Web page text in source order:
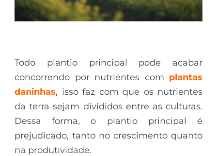
Todo plantio principal pode acabar
concorrendo por nutrientes com plantas
daninhas, isso faz com que os nutrientes
da terra sejam divididos entre as culturas.
Dessa forma, o plantio principal é
prejudicado, tanto no crescimento quanto
na produtividade.